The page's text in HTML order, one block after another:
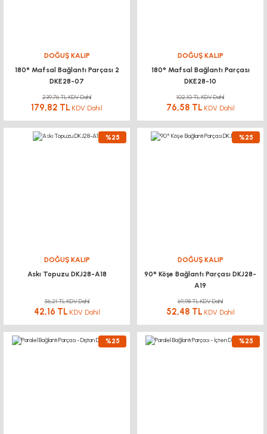
DOĞUŞ KALIP
180° Mafsal Bağlantı Parçası 2
DKE28-07
239,76 TL KDV Dahil
179,82 TL KDV Dahil
DOĞUŞ KALIP
180° Mafsal Bağlantı Parçası
DKE28-10
102,10 TL KDV Dahil
76,58 TL KDV Dahil
%25
DOĞUŞ KALIP
Askı Topuzu DKJ28-A18
56,21 TL KDV Dahil
42,16 TL KDV Dahil
%25
DOĞUŞ KALIP
90° Köşe Bağlantı Parçası DKJ28-
A19
69,98 TL KDV Dahil
52,48 TL KDV Dahil
%25 %25